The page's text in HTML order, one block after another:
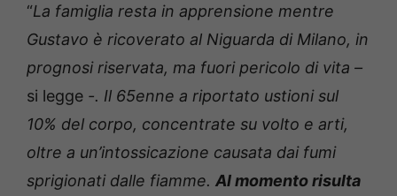
“La famiglia resta in apprensione mentre
Gustavo è ricoverato al Niguarda di Milano, in
prognosi riservata, ma fuori pericolo di vita –
si legge -. Il 65enne a riportato ustioni sul
10% del corpo, concentrate su volto e arti,
oltre a un’intossicazione causata dai fumi
sprigionati dalle fiamme. Al momento risulta